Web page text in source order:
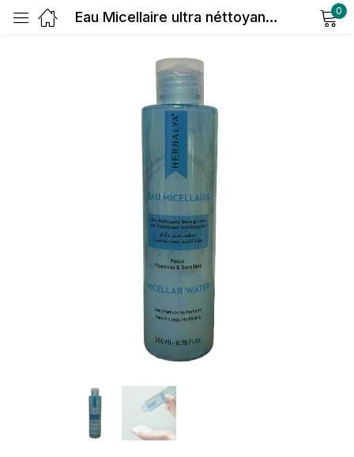
Eau Micellaire ultra néttoyante Démaquillante & Apaisante 0
Log in
Create an account